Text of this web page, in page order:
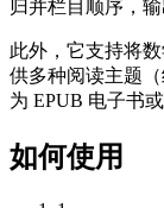
归并栏目顺序，
此外，它支持将
供多种阅读主题
为 EPUB 电子书
如何使用